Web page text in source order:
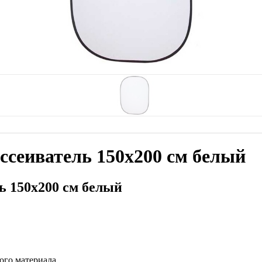
150х200 см белый
150х200 см белый
материала.